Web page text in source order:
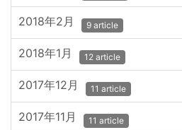
2018年2月 9 article
2018年1月 12 article
2017年12月 11 article
2017年11月 11 article